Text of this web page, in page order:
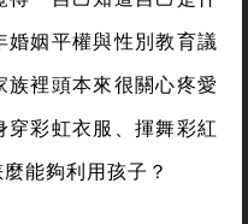
婚姻平權與性別教育議
裡頭本來很關心疼愛
彩虹衣服、揮舞彩紅
能夠利用孩子？